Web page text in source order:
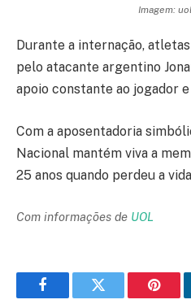
Imagem:
Durante a internação,
pelo atacante argentino
apoio constante ao jogador
Com a aposentadoria
Nacional mantém viva a
25 anos quando perdeu a
Com informações de UOL
FacebookTwitter